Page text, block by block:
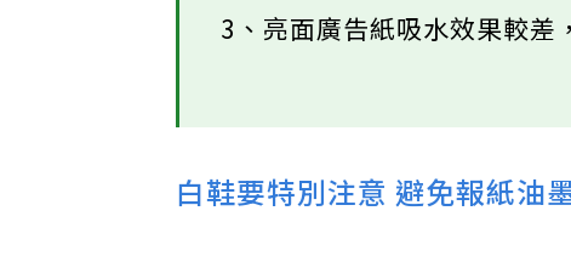
3、亮面廣告紙吸水效果較差
白鞋要特別注意 避免報紙油